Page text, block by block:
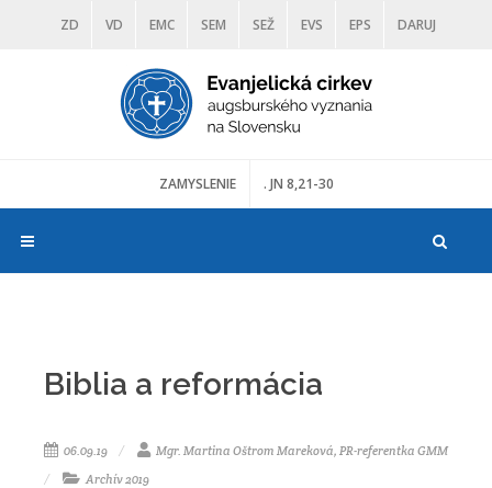
ZD VD EMC SEM SEŽ EVS EPS DARUJ
DIAKONIA ŠKOLY TRANOSCIUS
ZAMYSLENIE . JN 8,21-30
Biblia a reformácia
06.09.19
Mgr. Martina Oštrom Mareková, PR-referentka GMM
Archív 2019